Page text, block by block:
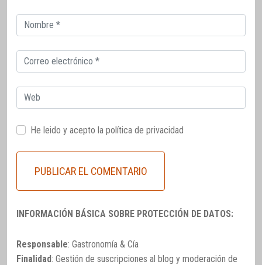
Correo
electrónico
Correo
electrónico
Web
He leido y acepto la política de privacidad
INFORMACIÓN BÁSICA SOBRE PROTECCIÓN DE DATOS:
Responsable: Gastronomía & Cía
Finalidad: Gestión de suscripciones al blog y moderación de